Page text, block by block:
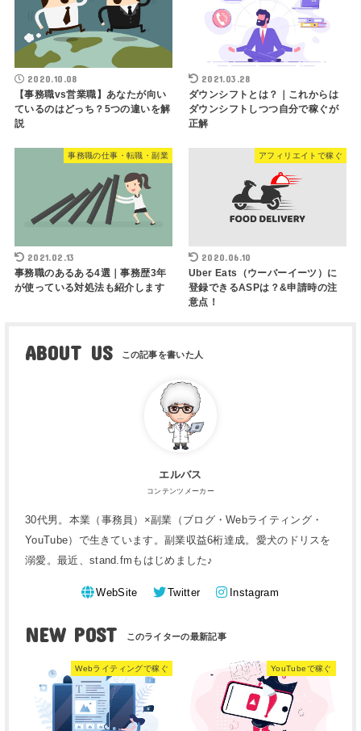
2020.10.08
【事務職vs営業職】あなたが向い
ているのはどっち？5つの違いを解
説
2021.03.28
ダウンシフトとは？｜これからは
ダウンシフトしつつ自分で稼ぐが
正解
事務職の仕事・転職・副業
2021.02.13
事務職のあるある4選｜事務歴3年
が使っている対処法も紹介します
アフィリエイトで稼ぐ
2020.06.10
Uber Eats（ウーバーイーツ）に
登録できるASPは？&申請時の注
意点！
ABOUT US
エルバス
コンテンツメーカー
30代男。本業（事務員）×副業（ブログ・Webライティング・
YouTube）で生きています。副業収益6桁達成。愛犬のドリスを
溺愛。最近、stand.fmもはじめました♪
WebSite Twitter Instagram
NEW POST
Webライティングで稼ぐ YouTubeで稼ぐ